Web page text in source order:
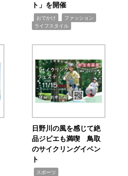
ト」を開催
おでかけ ファッション
ライフスタイル
日野川の風を感じて絶
品ジビエも満喫 鳥取
のサイクリングイベン
ト
スポーツ